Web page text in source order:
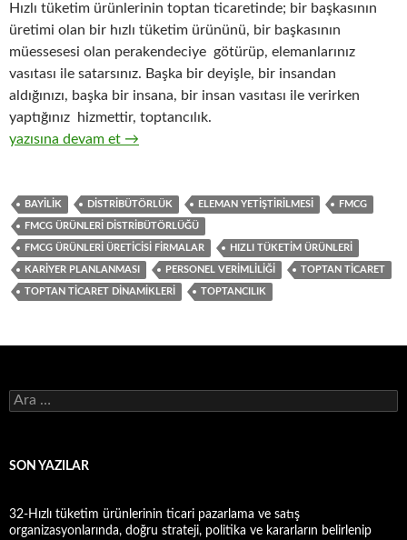
Hızlı tüketim ürünlerinin toptan ticaretinde; bir başkasının
üretimi olan bir hızlı tüketim ürününü, bir başkasının
müessesesi olan perakendeciye götürüp, elemanlarınız
vasıtası ile satarsınız. Başka bir deyişle, bir insandan
aldığınızı, başka bir insana, bir insan vasıtası ile verirken
yaptığınız hizmettir, toptancılık.
3-Hızlı tüketim ürünlerinin ( FMCG ) toptan ticaretinin işleyiş
yazısına devam et →
BAYILIK DISTRIBÜTÖRLÜK ELEMAN YETIŞTIRILMESI FMCG
FMCG ÜRÜNLERI DISTRIBÜTÖRLÜĞÜ
FMCG ÜRÜNLERI ÜRETICISI FIRMALAR HIZLI TÜKETIM ÜRÜNLERI
KARIYER PLANLANMASI PERSONEL VERIMLILIĞI TOPTAN TICARET
TOPTAN TICARET DINAMIKLERI TOPTANCILIK
A
r
a
SON YAZILAR
32-Hızlı tüketim ürünlerinin ticari pazarlama ve satış
organizasyonlarında, doğru strateji, politika ve kararların belirlenip